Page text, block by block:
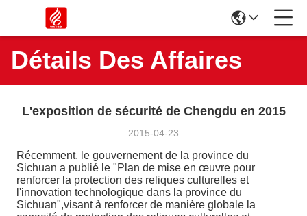
Détails Des Affaires
L'exposition de sécurité de Chengdu en 2015
2015-04-23
Récemment, le gouvernement de la province du
Sichuan a publié le "Plan de mise en œuvre pour
renforcer la protection des reliques culturelles et
l'innovation technologique dans la province du
Sichuan",visant à renforcer de manière globale la